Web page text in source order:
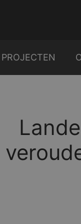
PROJECTEN